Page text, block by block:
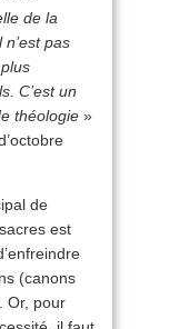
de la
pas
C’est un
théologie »
de
est
(canons
Or, pour